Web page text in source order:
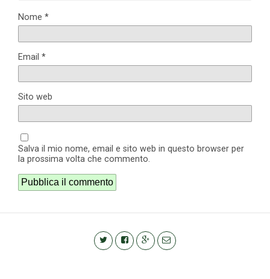
Nome *
Email *
Sito web
Salva il mio nome, email e sito web in questo browser per
la prossima volta che commento.